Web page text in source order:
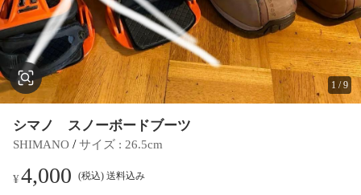
1 /9
シマノ スノーボードブーツ
SHIMANO / サイズ : 26.5cm
¥4,000 (税込) 送料込み